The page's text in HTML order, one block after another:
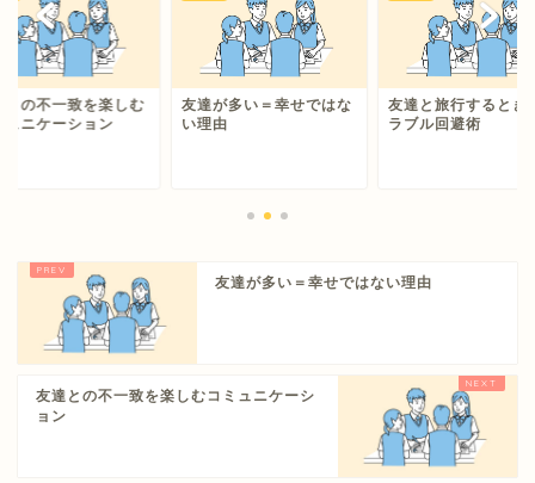
との不一致を楽しむ
ュニケーション
友達が多い＝幸せではな
い理由
友達と旅行するとき
ラブル回避術
友達が多い＝幸せではない理由
友達との不一致を楽しむコミュニケーシ
ョン